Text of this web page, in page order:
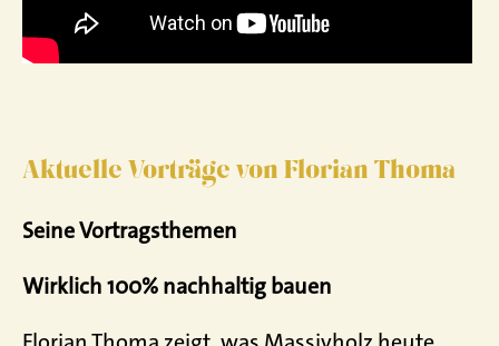
Aktuelle Vorträge von Florian Thoma
Seine Vortragsthemen
Wirklich 100% nachhaltig bauen